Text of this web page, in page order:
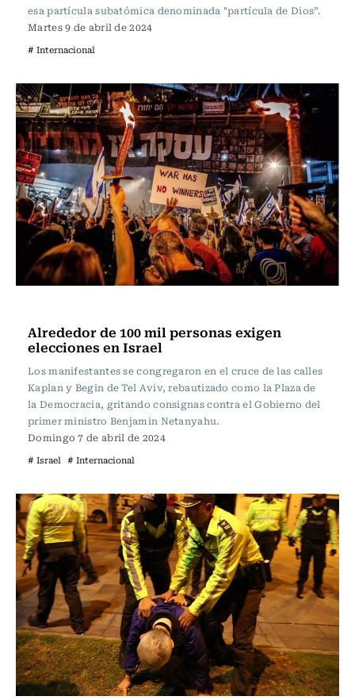
esa partícula subatómica denominada "partícula de Dios”.
Martes 9 de abril de 2024
# Internacional
Alrededor de 100 mil personas exigen
elecciones en Israel
Los manifestantes se congregaron en el cruce de las calles
Kaplan y Begin de Tel Aviv, rebautizado como la Plaza de
la Democracia, gritando consignas contra el Gobierno del
primer ministro Benjamin Netanyahu.
Domingo 7 de abril de 2024
# Israel # Internacional